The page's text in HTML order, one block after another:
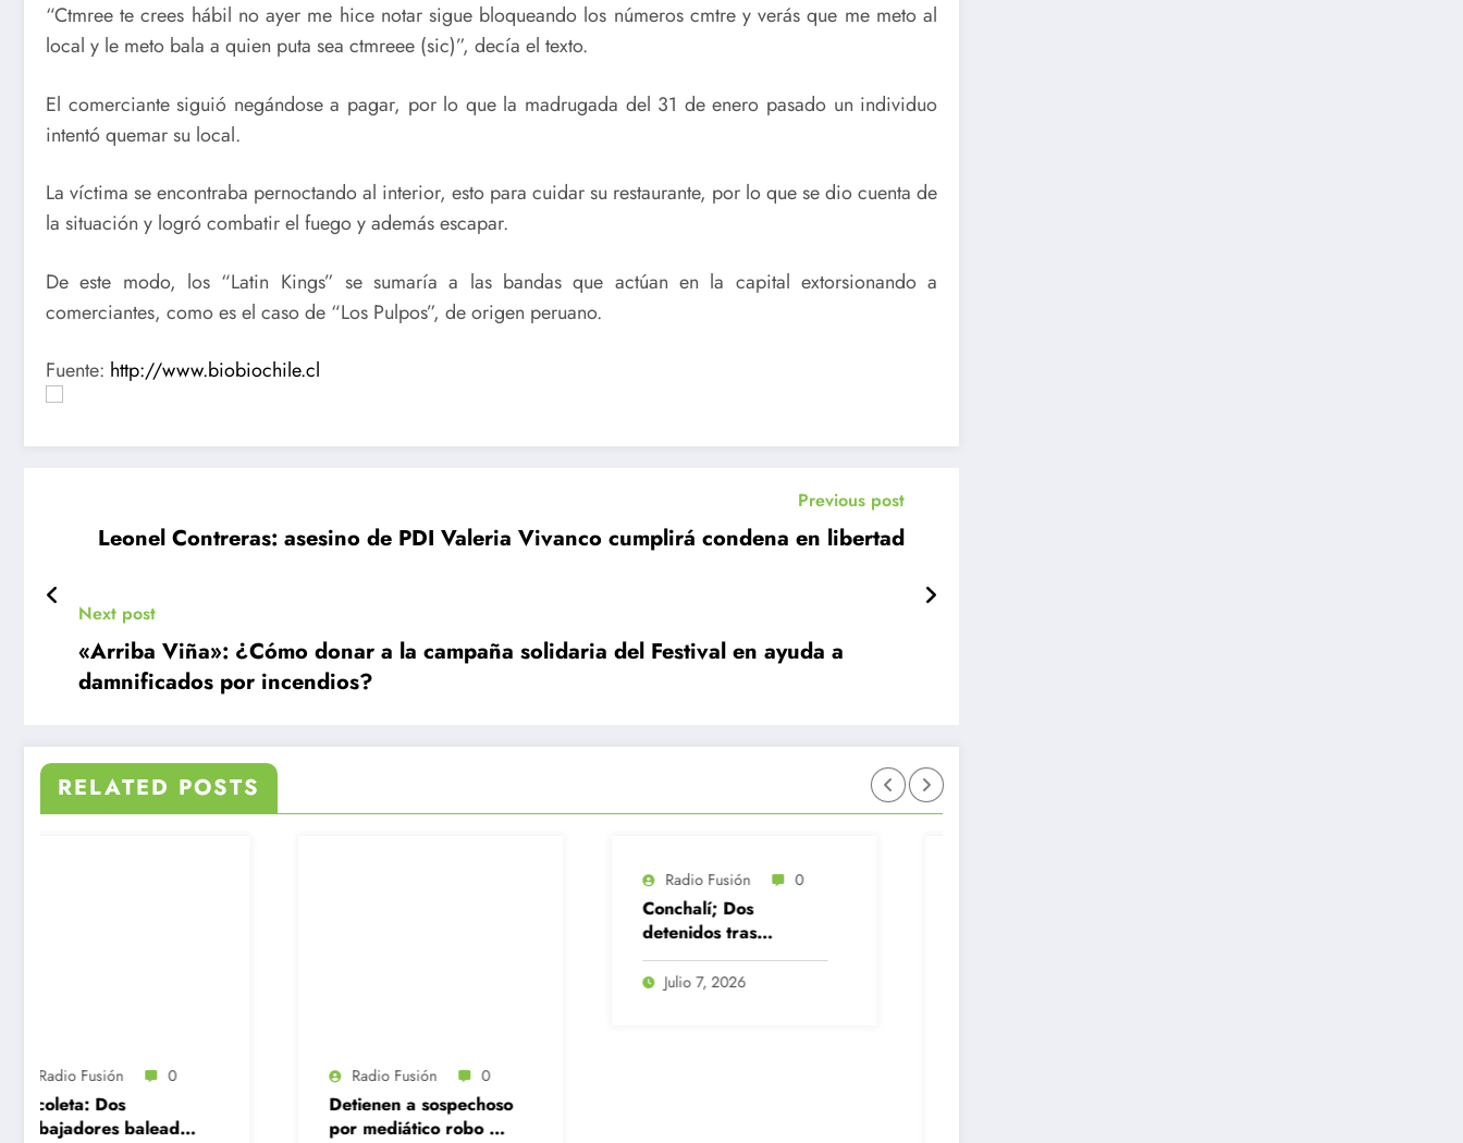
“Ctmree te crees hábil no ayer me hice notar sigue bloqueando los números cmtre y verás que me meto al
local y le meto bala a quien puta sea ctmreee (sic)”, decía el texto.
El comerciante siguió negándose a pagar, por lo que la madrugada del 31 de enero pasado un individuo
intentó quemar su local.
La víctima se encontraba pernoctando al interior, esto para cuidar su restaurante, por lo que se dio cuenta de
la situación y logró combatir el fuego y además escapar.
De este modo, los “Latin Kings” se sumaría a las bandas que actúan en la capital extorsionando a
comerciantes, como es el caso de “Los Pulpos”, de origen peruano.
Fuente: http://www.biobiochile.cl
Previous post
Leonel Contreras: asesino de PDI Valeria Vivanco cumplirá condena en libertad
Next post
«Arriba Viña»: ¿Cómo donar a la campaña solidaria del Festival en ayuda a
damnificados por incendios?
RELATED POSTS
Radio Fusión
Detienen a sospechoso
por mediático robo a